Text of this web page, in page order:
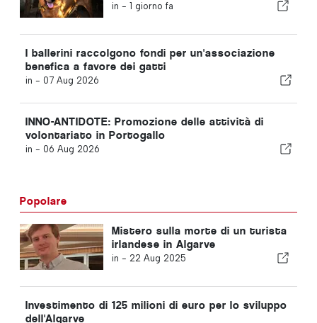
in - 1 giorno fa
I ballerini raccolgono fondi per un'associazione
benefica a favore dei gatti
in - 07 Aug 2026
INNO-ANTIDOTE: Promozione delle attività di
volontariato in Portogallo
in - 06 Aug 2026
Popolare
Mistero sulla morte di un turista
irlandese in Algarve
in - 22 Aug 2025
Investimento di 125 milioni di euro per lo sviluppo
dell'Algarve